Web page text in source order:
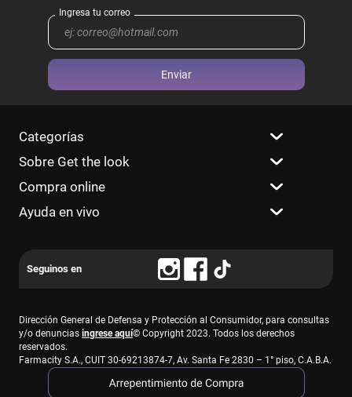
Enviar
Categorías
Sobre Get the look
Compra online
Ayuda en vivo
Dirección General de Defensa y Protección al Consumidor, para consultas
y/o denuncias ingrese aquí© Copyright 2023. Todos los derechos
reservados.
Farmacity S.A., CUIT 30-69213874-7, Av. Santa Fe 2830 – 1° piso, C.A.B.A.